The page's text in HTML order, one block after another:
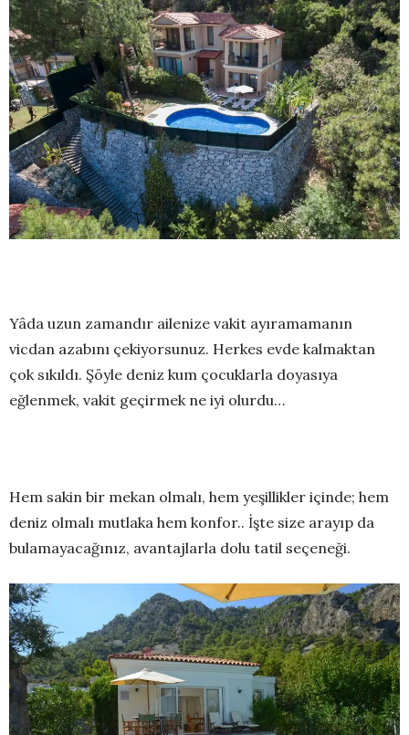
Yâda uzun zamandır ailenize vakit ayıramamanın
vicdan azabını çekiyorsunuz. Herkes evde kalmaktan
çok sıkıldı. Şöyle deniz kum çocuklarla doyasıya
eğlenmek, vakit geçirmek ne iyi olurdu…
Hem sakin bir mekan olmalı, hem yeşillikler içinde; hem
deniz olmalı mutlaka hem konfor.. İşte size arayıp da
bulamayacağınız, avantajlarla dolu tatil seçeneği.